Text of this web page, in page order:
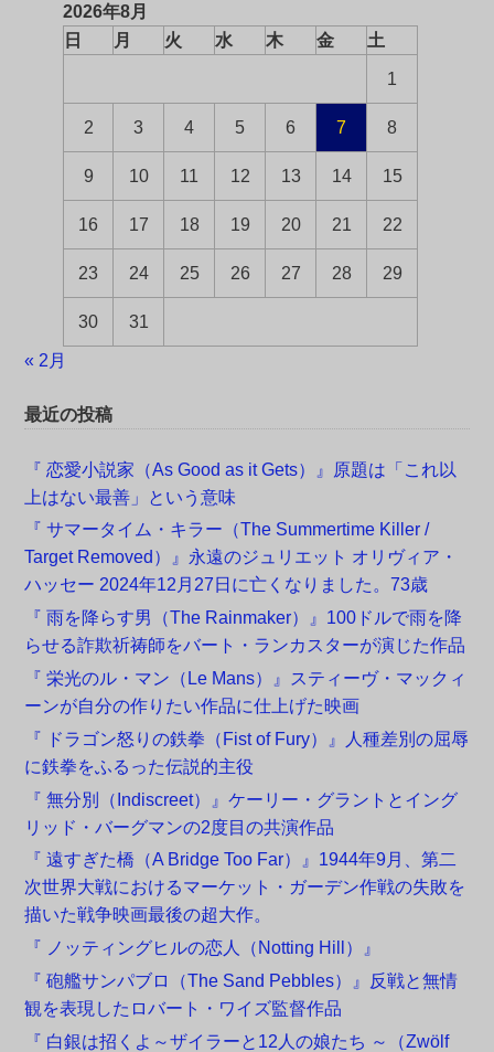
2026年8月
日
月 火 水 木 金 土
1
2 3 4 5 6 7 8
9 10 11 12 13 14 15
16 17 18 19 20 21 22
23 24 25 26 27 28 29
30 31
« 2月
最近の投稿
『 恋愛小説家（As Good as it Gets）』原題は「これ以
上はない最善」という意味
『 サマータイム・キラー（The Summertime Killer /
Target Removed）』永遠のジュリエット オリヴィア・
ハッセー 2024年12月27日に亡くなりました。73歳
『 雨を降らす男（The Rainmaker）』100ドルで雨を降
らせる詐欺祈祷師をバート・ランカスターが演じた作品
『 栄光のル・マン（Le Mans）』スティーヴ・マックィ
ーンが自分の作りたい作品に仕上げた映画
『 ドラゴン怒りの鉄拳（Fist of Fury）』人種差別の屈辱
に鉄拳をふるった伝説的主役
『 無分別（Indiscreet）』ケーリー・グラントとイング
リッド・バーグマンの2度目の共演作品
『 遠すぎた橋（A Bridge Too Far）』1944年9月、第二
次世界大戦におけるマーケット・ガーデン作戦の失敗を
描いた戦争映画最後の超大作。
『 ノッティングヒルの恋人（Notting Hill）』
『 砲艦サンパブロ（The Sand Pebbles）』反戦と無情
観を表現したロバート・ワイズ監督作品
『 白銀は招くよ～ザイラーと12人の娘たち ～（Zwölf